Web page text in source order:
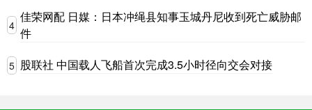
4
佳荣网配 日媒：日本冲绳县知事玉城丹尼收到死亡威胁邮
件
5 股联社 中国载人飞船首次完成3.5小时径向交会对接